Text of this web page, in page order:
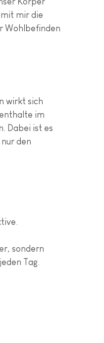
mir die
Wohlbefinden
wirkt sich
im
Dabei ist es
den
sondern
Tag.